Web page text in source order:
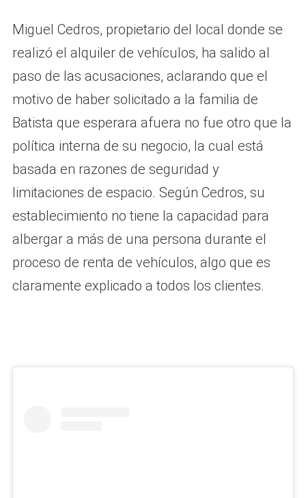
Miguel Cedros, propietario del local donde se
realizó el alquiler de vehículos, ha salido al
paso de las acusaciones, aclarando que el
motivo de haber solicitado a la familia de
Batista que esperara afuera no fue otro que la
política interna de su negocio, la cual está
basada en razones de seguridad y
limitaciones de espacio. Según Cedros, su
establecimiento no tiene la capacidad para
albergar a más de una persona durante el
proceso de renta de vehículos, algo que es
claramente explicado a todos los clientes.